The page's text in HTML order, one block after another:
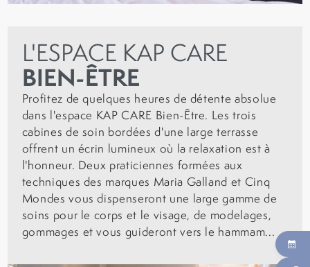
L'ESPACE KAP CARE
BIEN-ÊTRE
Profitez de quelques heures de détente absolue
dans l'espace KAP CARE Bien-Être. Les trois
cabines de soin bordées d'une large terrasse
offrent un écrin lumineux où la relaxation est à
l'honneur. Deux praticiennes formées aux
techniques des marques Maria Galland et Cinq
Mondes vous dispenseront une large gamme de
soins pour le corps et le visage, de modelages,
gommages et vous guideront vers le hammam...